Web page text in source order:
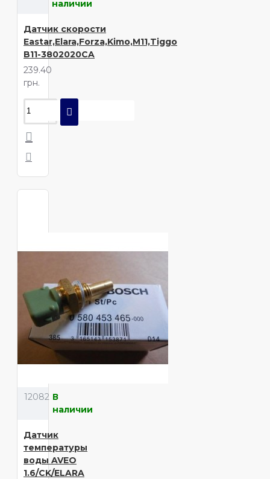
наличии
Датчик скорости
Eastar,Elara,Forza,Kimo,M11,Tiggo
B11-3802020CA
239.40
грн.
12082 В
наличии
Датчик
температуры
воды AVEO
1.6/CK/ELARA